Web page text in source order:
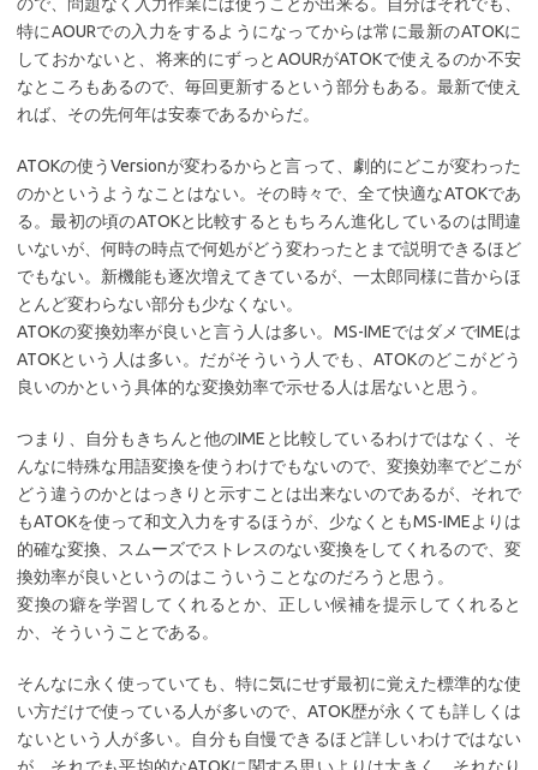
ので、問題なく入力作業には使うことが出来る。自分はそれでも、
特にAOURでの入力をするようになってからは常に最新のATOKに
しておかないと、将来的にずっとAOURがATOKで使えるのか不安
なところもあるので、毎回更新するという部分もある。最新で使え
れば、その先何年は安泰であるからだ。
ATOKの使うVersionが変わるからと言って、劇的にどこが変わった
のかというようなことはない。その時々で、全て快適なATOKであ
る。最初の頃のATOKと比較するともちろん進化しているのは間違
いないが、何時の時点で何処がどう変わったとまで説明できるほど
でもない。新機能も逐次増えてきているが、一太郎同様に昔からほ
とんど変わらない部分も少なくない。
ATOKの変換効率が良いと言う人は多い。MS-IMEではダメでIMEは
ATOKという人は多い。だがそういう人でも、ATOKのどこがどう
良いのかという具体的な変換効率で示せる人は居ないと思う。
つまり、自分もきちんと他のIMEと比較しているわけではなく、そ
んなに特殊な用語変換を使うわけでもないので、変換効率でどこが
どう違うのかとはっきりと示すことは出来ないのであるが、それで
もATOKを使って和文入力をするほうが、少なくともMS-IMEよりは
的確な変換、スムーズでストレスのない変換をしてくれるので、変
換効率が良いというのはこういうことなのだろうと思う。
変換の癖を学習してくれるとか、正しい候補を提示してくれると
か、そういうことである。
そんなに永く使っていても、特に気にせず最初に覚えた標準的な使
い方だけで使っている人が多いので、ATOK歴が永くても詳しくは
ないという人が多い。自分も自慢できるほど詳しいわけではない